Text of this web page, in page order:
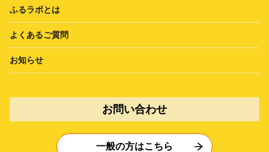
ふるラボとは
よくあるご質問
お知らせ
お問い合わせ
一般の方はこちら